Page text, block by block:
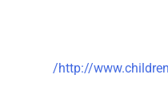
http://